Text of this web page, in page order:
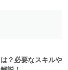
？必要なスキルや